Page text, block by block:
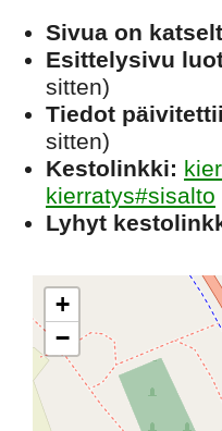
Sivua on
Esittelysivu
sitten)
Tiedot
sitten)
Kestolinkki:
kierratys#sisalto
Lyhyt
+
−